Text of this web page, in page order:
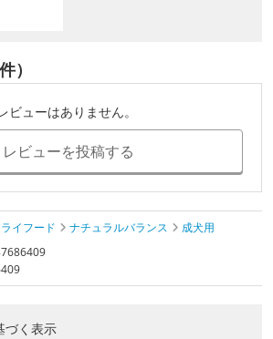
）
ビューはありません。
レビューを投稿する
ライフード ナチュラルバランス
成犬用
づく表示